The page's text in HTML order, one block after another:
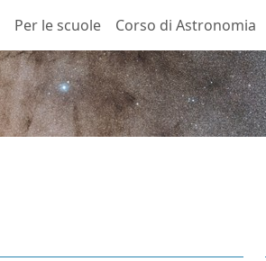
Per le scuole Corso di Astronomia